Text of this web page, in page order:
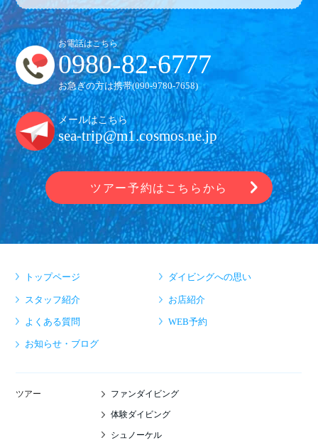
お電話はこちら
0980-82-6777
お急ぎの方は携帯(090-9780-7658)
メールはこちら
sea-trip@m1.cosmos.ne.jp
ツアー予約はこちらから
トップページ ダイビングへの思い
スタッフ紹介 お店紹介
よくある質問 WEB予約
お知らせ・ブログ
ツアー ファンダイビング
体験ダイビング
シュノーケル